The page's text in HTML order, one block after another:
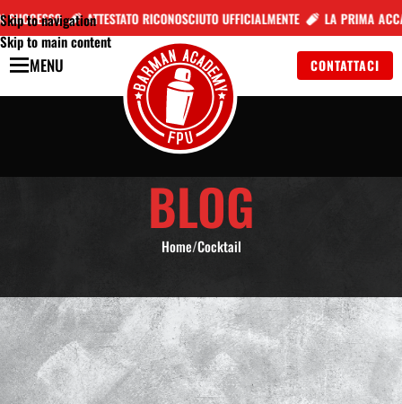
Skip to navigation
Skip to main content
ATTESTATO RICONOSCIUTO UFFICIALMENTE LA PRIMA
MENU CONTATTACI
BLOG
Home/Cocktail
COCKTAIL
COSMOPOLITAN IL COCKTAIL
PREFERITO DI MADONNA